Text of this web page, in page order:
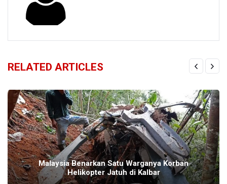
RELATED ARTICLES
Malaysia Benarkan Satu Warganya Korban
Helikopter Jatuh di Kalbar